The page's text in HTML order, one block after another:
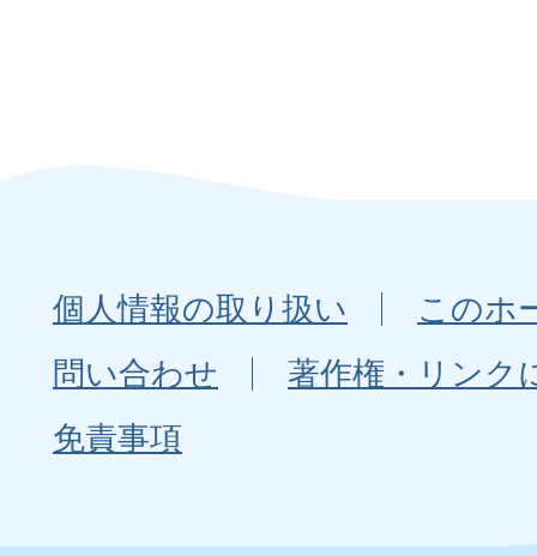
個人情報の取り扱い
このホ
問い合わせ
著作権・リンク
免責事項